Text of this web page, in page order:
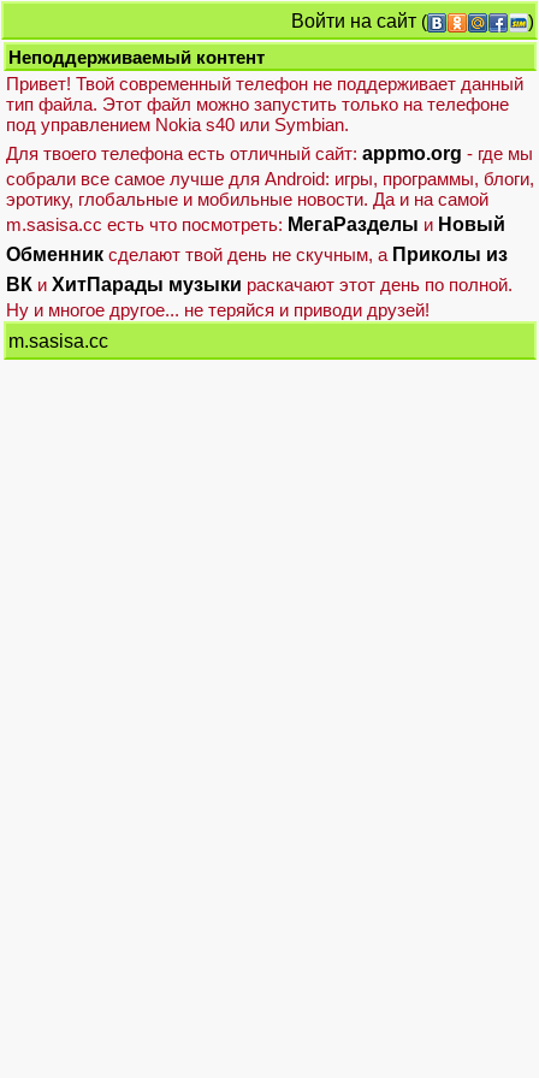
Войти на сайт (
)
Неподдерживаемый контент
Привет! Твой современный телефон не поддерживает данный
тип файла. Этот файл можно запустить только на телефоне
под управлением Nokia s40 или Symbian.
Для твоего телефона есть отличный сайт: appmo.org - где мы
собрали все самое лучше для Android: игры, программы, блоги,
эротику, глобальные и мобильные новости. Да и на самой
m.sasisa.cc есть что посмотреть: МегаРазделы и Новый
Обменник сделают твой день не скучным, а Приколы из
ВК и ХитПарады музыки раскачают этот день по полной.
Ну и многое другое... не теряйся и приводи друзей!
m.sasisa.cc